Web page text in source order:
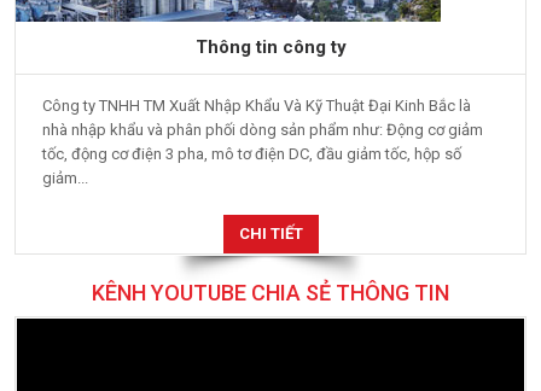
Thông tin công ty
Công ty TNHH TM Xuất Nhập Khẩu Và Kỹ Thuật Đại Kinh Bắc là
nhà nhập khẩu và phân phối dòng sản phẩm như: Động cơ giảm
tốc, động cơ điện 3 pha, mô tơ điện DC, đầu giảm tốc, hộp số
giảm...
CHI TIẾT
KÊNH YOUTUBE CHIA SẺ THÔNG TIN